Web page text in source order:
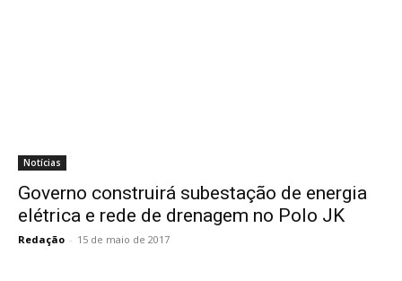
Notícias
Governo construirá subestação de energia
elétrica e rede de drenagem no Polo JK
Redação - 15 de maio de 2017